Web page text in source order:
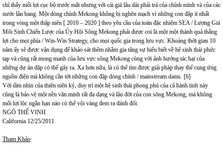
chỉ thấy mối lợi cục bộ trước mắt nhưng với cái giá lâu dài phải trả của chính mình và của các
nước lân bang. Một dòng chính Mekong không bị nghẽn mạch vì những con đập ít nhất
trong vòng một thập niên [ 2010 – 2020 ] theo yêu cầu của toán đặc nhiệm SEA / Lượng Giá
Môi Sinh Chiến Lược của Ủy Hội Sông Mekong phải được coi là một một thành quả thắng
lợi cho mọi phía / Win-Win Strategy, cho mọi quốc gia trong lưu vực. Khoảng thời gian 10
năm ấy sẽ được vận dụng để khảo sát thêm nhằm gia tăng sự hiểu biết về hệ sinh thái phức
tạp và cũng rất mong manh của lưu vực sông Mekong cùng với ảnh hưởng tác hại của
những dự án đập có thể gây ra. Xa hơn nữa, là có thể tìm được giải pháp thay thế cung ứng
nguồn điện mà không cần tới những con đập dòng chính / mainstream dams. [6]
Với tầm nhìn của thiên niên kỷ, duy trì một hệ sinh thái phong phú của cả hành tinh này
cũng là bảo vệ một nền văn minh rất đa dạng và lâu đời của con sông Mekong, mà không
mối lợi lộc ngắn hạn nào có thể vội vàng đem ra đánh đổi.
NGÔ THẾ VINH
California 12/25/2011
Tham Khảo: